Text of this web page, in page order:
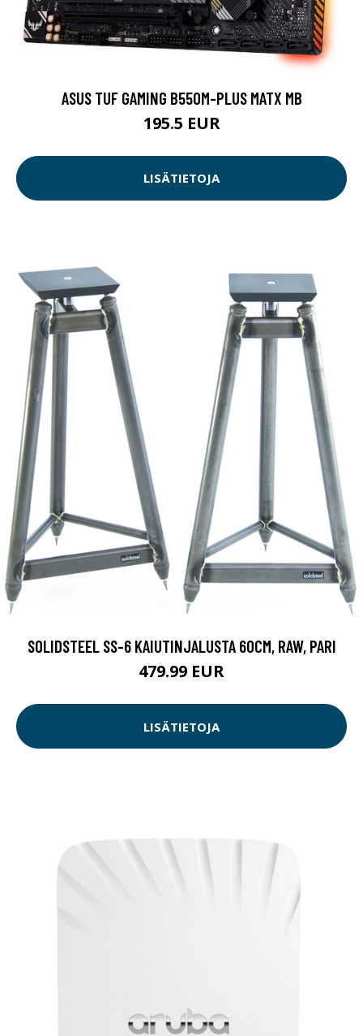
ASUS TUF GAMING B550M-PLUS MATX MB
195.5 EUR
LISÄTIETOJA
SOLIDSTEEL SS-6 KAIUTINJALUSTA 60CM, RAW, PARI
479.99 EUR
LISÄTIETOJA